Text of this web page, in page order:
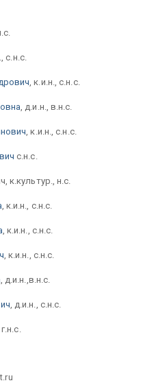
с.н.с.
, к.и.н., с.н.с.
, д.и.н., в.н.с.
, к.и.н., с.н.с.
с.н.с.
к.культур., н.с.
, к.и.н., с.н.с.
, к.и.н., с.н.с.
, к.и.н., с.н.с.
, д.и.н.,в.н.с.
, д.и.н., с.н.с.